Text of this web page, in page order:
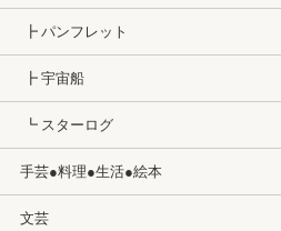
┣ パンフレット
┣ 宇宙船
┗ スターログ
手芸●料理●生活●絵本
文芸